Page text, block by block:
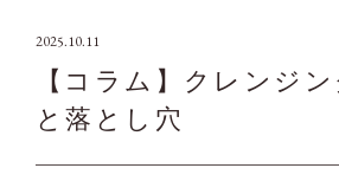
2025.10.11
【コラム】クレンジ
と落とし穴